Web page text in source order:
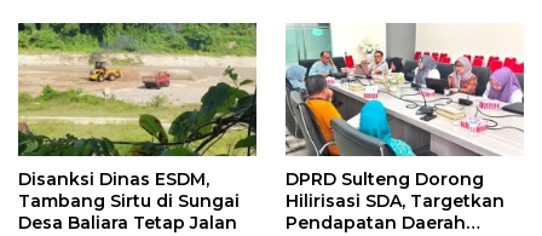
Disanksi Dinas ESDM,
Tambang Sirtu di Sungai
Desa Baliara Tetap Jalan
DPRD Sulteng Dorong
Hilirisasi SDA, Targetkan
Pendapatan Daerah